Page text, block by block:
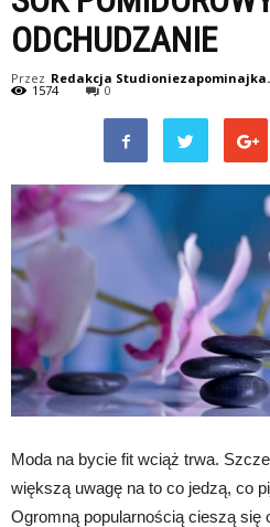
ODCHUDZANIE
Przez Redakcja
1574 0
Moda na bycie fit wciąż trwa.
większą uwagę na to co jedzą, co
Ogromną popularnością cieszą się